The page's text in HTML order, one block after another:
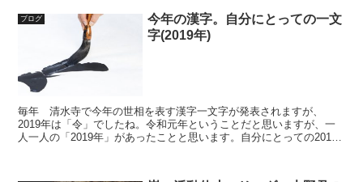
ブログ
今年の漢字。自分にとっての一文
字(2019年)
毎年 清水寺で今年の世相を表す漢字一文字が発表されますが、
2019年は「令」でしたね。令和元年ということだと思いますが、一
人一人の「2019年」があったことと思います。自分にとっての2019